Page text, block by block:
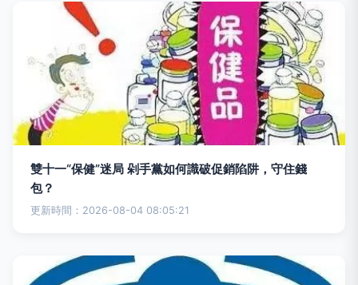
雙十一“保健”迷局 剁手黨如何識破促銷陷阱，守住錢
包？
更新時間：2026-08-04 08:05:21